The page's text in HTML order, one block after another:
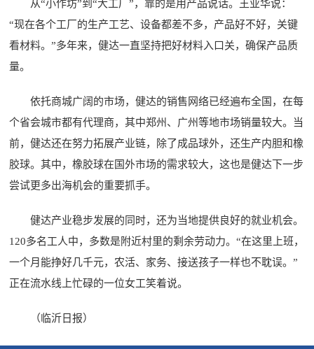
从“小作坊”到“大工厂”，靠的是用产品说话。王业华说：
“现在各个工厂的生产工艺、设备都差不多，产品好不好，关键
看材料。”多年来，健达一直坚持把好材料入口关，确保产品质
量。
依托商城广阔的市场，健达的销售网络已经遍布全国，在每
个省会城市都有代理商，其中郑州、广州等地市场销量较大。当
前，健达还在努力拓展产业链，除了成品球外，还生产内胆和橡
胶球。其中，橡胶球在国外市场的需求较大，这也是健达下一步
尝试更多出海机会的重要抓手。
健达产业稳步发展的同时，还为当地提供良好的就业机会。
120多名工人中，多数是附近村里的剩余劳动力。“在这里上班，
一个月能挣好几千元，农活、家务、接送孩子一样也不耽误。”
正在流水线上忙碌的一位女工笑着说。
（临沂日报）